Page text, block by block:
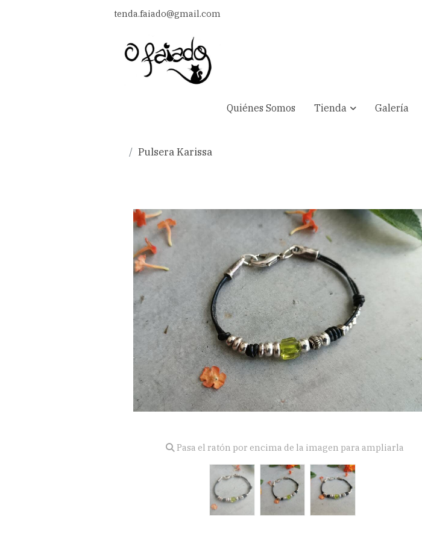
tenda.faiado@gmail.com
Quiénes Somos Tienda Galería
Pulsera Karissa
Pasa el ratón por encima de la imagen para ampliarla